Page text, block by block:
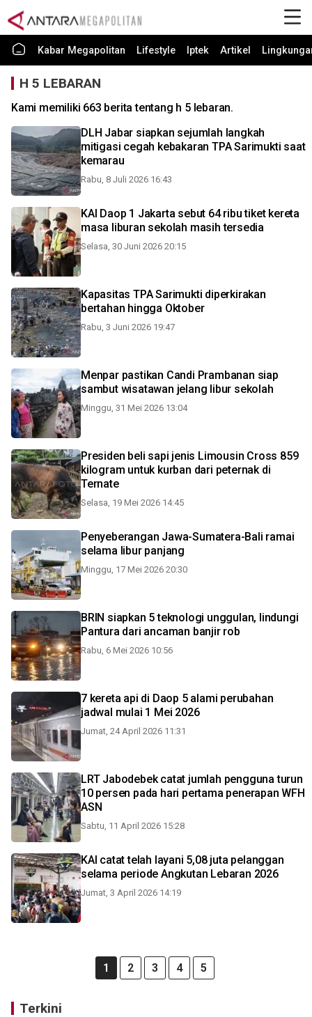
Kabar Megapolitan Lifestyle Iptek Artikel
H 5 LEBARAN
Kami memiliki 663 berita tentang h 5 lebaran.
DLH Jabar siapkan sejumlah langkah
mitigasi cegah kebakaran TPA Sarimukti saat
kemarau
Rabu, 8 Juli 2026 16:43
KAI Daop 1 Jakarta sebut 64 ribu tiket kereta
masa liburan sekolah masih tersedia
Selasa, 30 Juni 2026 20:15
Kapasitas TPA Sarimukti diperkirakan
bertahan hingga Oktober
Rabu, 3 Juni 2026 19:47
Menpar pastikan Candi Prambanan siap
sambut wisatawan jelang libur sekolah
Minggu, 31 Mei 2026 13:04
Presiden beli sapi jenis Limousin Cross 859
kilogram untuk kurban dari peternak di
Ternate
Selasa, 19 Mei 2026 14:45
Penyeberangan Jawa-Sumatera-Bali ramai
selama libur panjang
Minggu, 17 Mei 2026 20:30
BRIN siapkan 5 teknologi unggulan, lindungi
Pantura dari ancaman banjir rob
Rabu, 6 Mei 2026 10:56
7 kereta api di Daop 5 alami perubahan
jadwal mulai 1 Mei 2026
Jumat, 24 April 2026 11:31
LRT Jabodebek catat jumlah pengguna turun
10 persen pada hari pertama penerapan WFH
ASN
Sabtu, 11 April 2026 15:28
KAI catat telah layani 5,08 juta pelanggan
selama periode Angkutan Lebaran 2026
Jumat, 3 April 2026 14:19
1 2 3 4 5
Terkini